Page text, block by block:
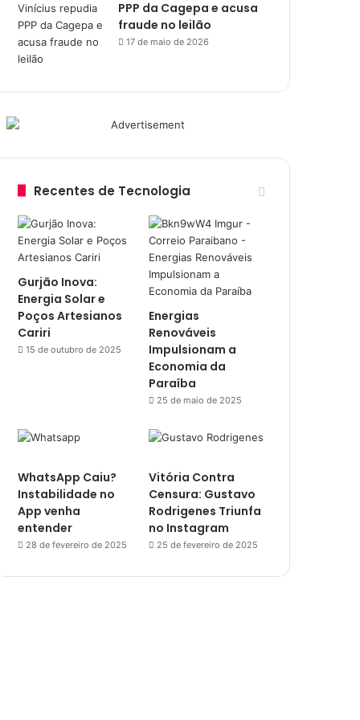
PPP da Cagepa e acusa
fraude no leilão
17 de maio de 2026
Recentes de Tecnologia
Gurjão Inova:
Energia Solar e
Poços Artesianos
Cariri
15 de outubro de 2025
Energias
Renováveis
Impulsionam a
Economia da
Paraíba
25 de maio de 2025
WhatsApp Caiu?
Instabilidade no
App venha
entender
28 de fevereiro de 2025
Vitória Contra
Censura: Gustavo
Rodrigenes Triunfa
no Instagram
25 de fevereiro de 2025